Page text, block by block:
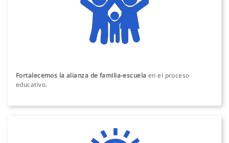
Fortalecemos la alianza de familia-escuela en el proceso
educativo.